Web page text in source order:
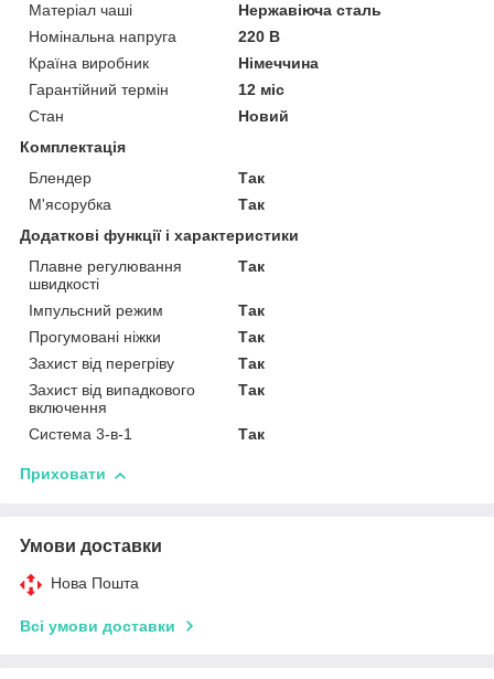
Матеріал чаші
Нержавіюча сталь
Номінальна напруга
220 В
Країна виробник
Німеччина
Гарантійний термін
12 міс
Стан
Новий
Комплектація
Блендер
Так
М'ясорубка
Так
Додаткові функції і характеристики
Плавне регулювання
швидкості
Так
Імпульсний режим
Так
Прогумовані ніжки
Так
Захист від перегріву
Так
Захист від випадкового
включення
Так
Система 3-в-1 Так
Приховати
Умови доставки
Нова Пошта
Всі умови доставки